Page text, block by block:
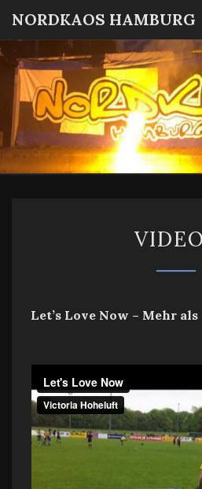
NORDKAOS HAMBURG
Let’s Love Now – Mehr